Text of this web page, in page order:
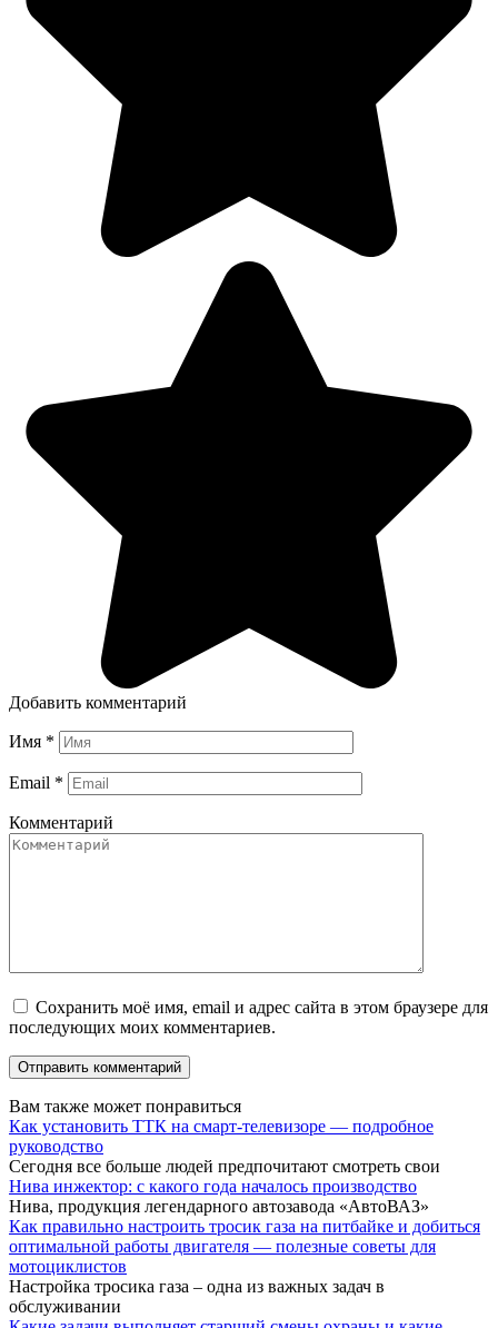
Добавить комментарий
Имя *
Email *
Комментарий
Сохранить моё имя, email и адрес сайта в этом браузере для
последующих моих комментариев.
Вам также может понравиться
Как установить ТТК на смарт-телевизоре — подробное
руководство
Сегодня все больше людей предпочитают смотреть свои
Нива инжектор: с какого года началось производство
Нива, продукция легендарного автозавода «АвтоВАЗ»
Как правильно настроить тросик газа на питбайке и добиться
оптимальной работы двигателя — полезные советы для
мотоциклистов
Настройка тросика газа – одна из важных задач в
обслуживании